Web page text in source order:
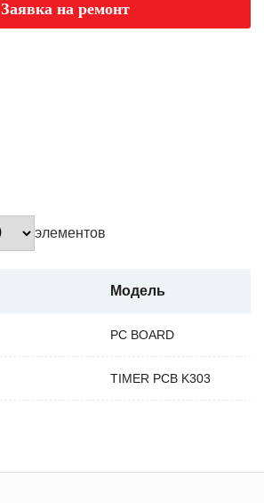
Заявка на ремонт
элементов
Модель
PC BOARD
TIMER PCB K303